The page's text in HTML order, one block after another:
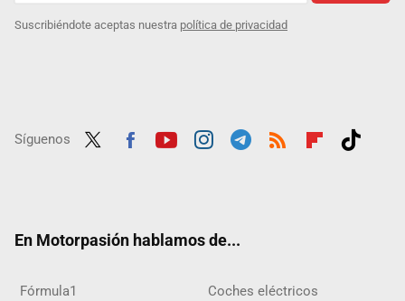
Suscribiéndote aceptas nuestra política de privacidad
Síguenos
En Motorpasión hablamos de...
Fórmula1 Coches eléctricos